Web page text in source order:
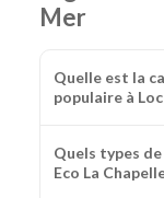
Mer
Quelle est la
populaire à
Quels types
Eco La